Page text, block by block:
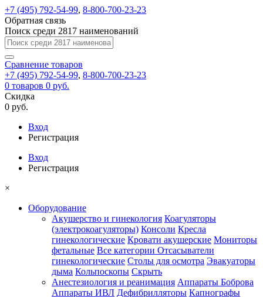
+7 (495) 792-54-99, 8-800-700-23-23
Обратная связь
Поиск среди 2817 наименований
Сравнение товаров
+7 (495) 792-54-99, 8-800-700-23-23
0 товаров 0 руб.
Скидка
0 руб.
Вход
Регистрация
Вход
Регистрация
×
Оборудование
Акушерство и гинекология Коагуляторы
(электрокоагуляторы) Консоли Кресла
гинекологические Кровати акушерские Мониторы
фетальные Все категории Отсасыватели
гинекологические Столы для осмотра Эвакуаторы
дыма Кольпоскопы Скрыть
Анестезиология и реанимация Аппараты Боброва
Аппараты ИВЛ Дефибрилляторы Капнографы